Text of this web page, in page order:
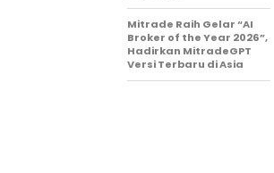
Mitrade Raih Gelar “AI
Broker of the Year 2026”,
Hadirkan MitradeGPT
Versi Terbaru di Asia